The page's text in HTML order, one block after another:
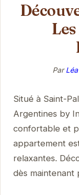
Par
Situé à Saint-
Argentines by
confortable et
appartement
relaxantes.
dès maintenant